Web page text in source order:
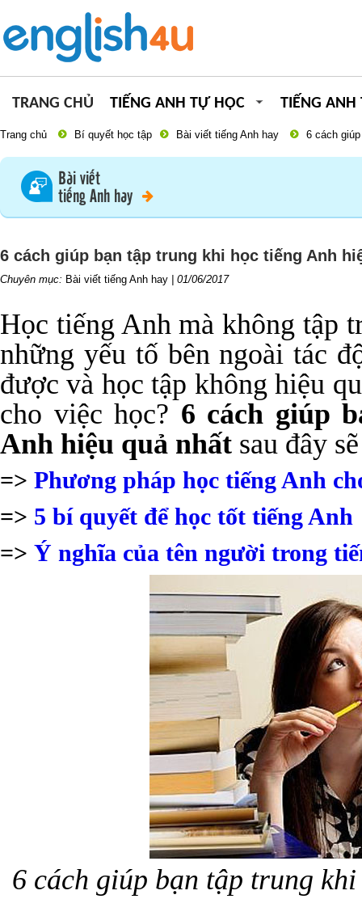
TRANG CHỦ TIẾNG ANH TỰ HỌC TIẾNG ANH
Trang chủ Bí quyết học tập Bài viết tiếng Anh hay 6 cách
Bài viết
tiếng Anh hay
6 cách giúp bạn tập trung khi học tiếng Anh
Chuyên mục: Bài viết tiếng Anh hay 01/06/2017
Học tiếng Anh mà không tập
những yếu tố bên ngoài tác
được và học tập không hiệu
cho việc học? 6 cách giúp
Anh hiệu quả nhất sau đây
=> Phương pháp học tiếng Anh
=> 5 bí quyết để học tốt tiếng Anh
=> Ý nghĩa của tên người trong
6 cách giúp bạn tập trung